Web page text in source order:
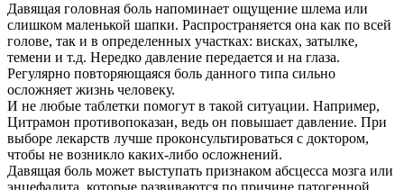
Давящая головная боль напоминает ощущение шлема или
слишком маленькой шапки. Распространяется она как по всей
голове, так и в определенных участках: висках, затылке,
темени и т.д. Нередко давление передается и на глаза.
Регулярно повторяющаяся боль данного типа сильно
осложняет жизнь человеку.
И не любые таблетки помогут в такой ситуации. Например,
Цитрамон противопоказан, ведь он повышает давление. При
выборе лекарств лучше проконсультироваться с доктором,
чтобы не возникло каких-либо осложнений.
Давящая боль может выступать признаком абсцесса мозга или
энцефалита, которые развиваются по причине патогенной